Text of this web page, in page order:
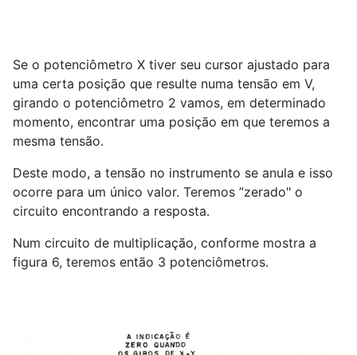
Se o potenciômetro X tiver seu cursor ajustado para
uma certa posição que resulte numa tensão em V,
girando o potenciômetro 2 vamos, em determinado
momento, encontrar uma posição em que teremos a
mesma tensão.
Deste modo, a tensão no instrumento se anula e isso
ocorre para um único valor. Teremos ”zerado" o
circuito encontrando a resposta.
Num circuito de multiplicação, conforme mostra a
figura 6, teremos então 3 potenciômetros.